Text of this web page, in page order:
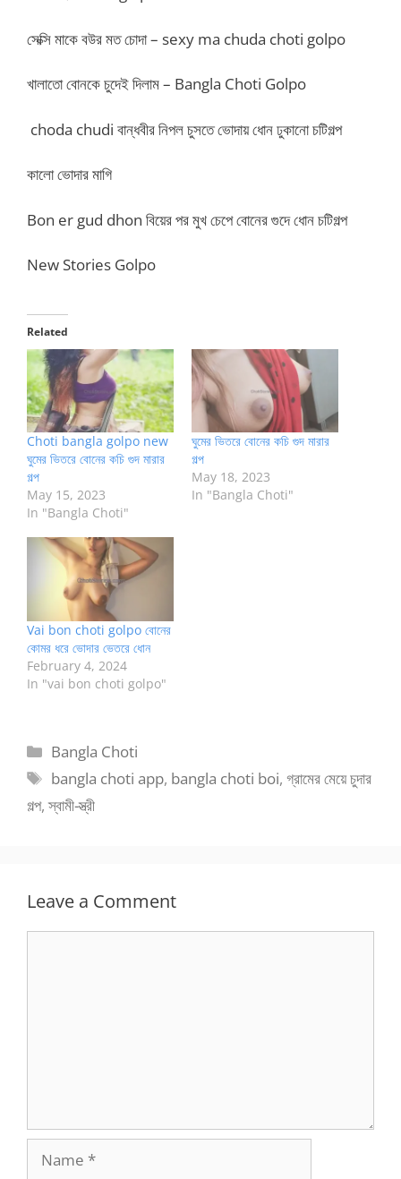
সেক্সি মাকে বউর মত চোদা – sexy ma chuda choti golpo
খালাতো বোনকে চুদেই দিলাম – Bangla Choti Golpo
choda chudi বান্ধবীর নিপল চুসতে ভোদায় ধোন ঢুকানো চটিগল্প
কালো ভোদার মাগি
Bon er gud dhon বিয়ের পর মুখ চেপে বোনের গুদে ধোন চটিগল্প
New Stories Golpo
Related
Choti bangla golpo new
ঘুমের ভিতরে বোনের কচি গুদ মারার
গল্প
May 15, 2023
In "Bangla Choti"
ঘুমের ভিতরে বোনের কচি গুদ মারার
গল্প
May 18, 2023
In "Bangla Choti"
Vai bon choti golpo বোনের
কোমর ধরে ভোদার ভেতরে ধোন
February 4, 2024
In "vai bon choti golpo"
Categories
Bangla Choti
Tags
bangla choti app, bangla choti boi,গ্রামের মেয়ে চুদার
গল্প, স্বামী-স্ত্রী
Leave a Comment